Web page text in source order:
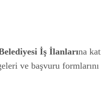
İş İlanlarına
ve başvuru formlarını